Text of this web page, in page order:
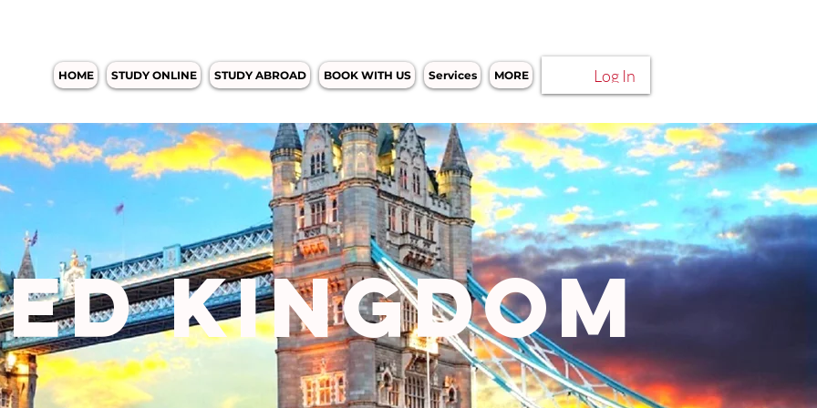
HOME STUDY ONLINE STUDY ABROAD BOOK WITH US Services MORE Log In
KINGDOM